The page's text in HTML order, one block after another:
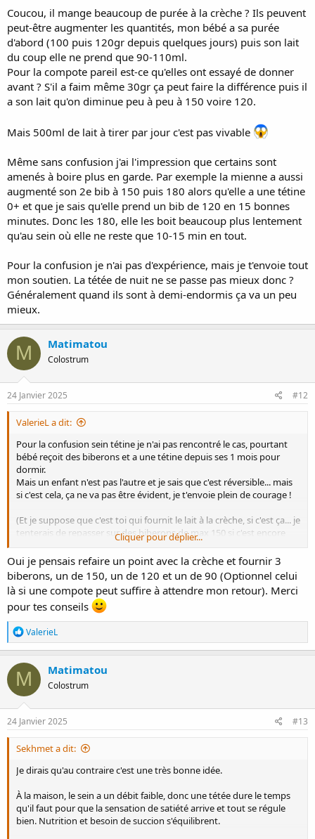
Coucou, il mange beaucoup de purée à la crèche ? Ils peuvent
peut-être augmenter les quantités, mon bébé a sa purée
d'abord (100 puis 120gr depuis quelques jours) puis son lait
du coup elle ne prend que 90-110ml.
Pour la compote pareil est-ce qu'elles ont essayé de donner
avant ? S'il a faim même 30gr ça peut faire la différence puis il
a son lait qu'on diminue peu à peu à 150 voire 120.
Mais 500ml de lait à tirer par jour c'est pas vivable
Même sans confusion j'ai l'impression que certains sont
amenés à boire plus en garde. Par exemple la mienne a aussi
augmenté son 2e bib à 150 puis 180 alors qu'elle a une tétine
0+ et que je sais qu'elle prend un bib de 120 en 15 bonnes
minutes. Donc les 180, elle les boit beaucoup plus lentement
qu'au sein où elle ne reste que 10-15 min en tout.
Pour la confusion je n'ai pas d'expérience, mais je t'envoie tout
mon soutien. La tétée de nuit ne se passe pas mieux donc ?
Généralement quand ils sont à demi-endormis ça va un peu
mieux.
M Matimatou
Colostrum
24 Janvier 2025 #12
ValerieL a dit:
Pour la confusion sein tétine je n'ai pas rencontré le cas, pourtant
bébé reçoit des biberons et a une tétine depuis ses 1 mois pour
dormir.
Mais un enfant n'est pas l'autre et je sais que c'est réversible... mais
si c'est cela, ça ne va pas être évident, je t'envoie plein de courage !
(Et je suppose que c'est toi qui fournit le lait à la crèche, si c'est ça... je
tenterais de repasser sur des biberons de max 150 si c'est encore
Peut-être que quelqu'un sur le forum peut te renseigner sur cette
éventuelle confusion ?
Cliquer pour déplier...
Oui je pensais refaire un point avec la crèche et fournir 3
biberons, un de 150, un de 120 et un de 90 (Optionnel celui
là si une compote peut suffire à attendre mon retour). Merci
pour tes conseils
R
é
a
c
t
i
o
n
s
ValerieL
M Matimatou
Colostrum
24 Janvier 2025 #13
Sekhmet a dit:
Je dirais qu'au contraire c'est une très bonne idée.
À la maison, le sein a un débit faible, donc une tétée dure le temps
qu'il faut pour que la sensation de satiété arrive et tout se régule
bien. Nutrition et besoin de succion s'équilibrent.